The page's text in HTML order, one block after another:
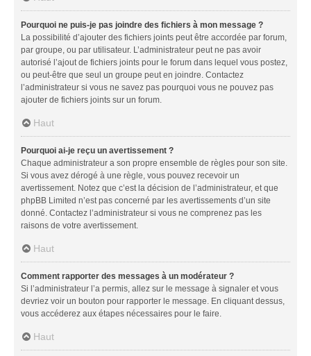
Pourquoi ne puis-je pas joindre des fichiers à mon message ?
La possibilité d’ajouter des fichiers joints peut être accordée par forum,
par groupe, ou par utilisateur. L’administrateur peut ne pas avoir
autorisé l’ajout de fichiers joints pour le forum dans lequel vous postez,
ou peut-être que seul un groupe peut en joindre. Contactez
l’administrateur si vous ne savez pas pourquoi vous ne pouvez pas
ajouter de fichiers joints sur un forum.
Haut
Pourquoi ai-je reçu un avertissement ?
Chaque administrateur a son propre ensemble de règles pour son site.
Si vous avez dérogé à une règle, vous pouvez recevoir un
avertissement. Notez que c’est la décision de l’administrateur, et que
phpBB Limited n’est pas concerné par les avertissements d’un site
donné. Contactez l’administrateur si vous ne comprenez pas les
raisons de votre avertissement.
Haut
Comment rapporter des messages à un modérateur ?
Si l’administrateur l’a permis, allez sur le message à signaler et vous
devriez voir un bouton pour rapporter le message. En cliquant dessus,
vous accéderez aux étapes nécessaires pour le faire.
Haut